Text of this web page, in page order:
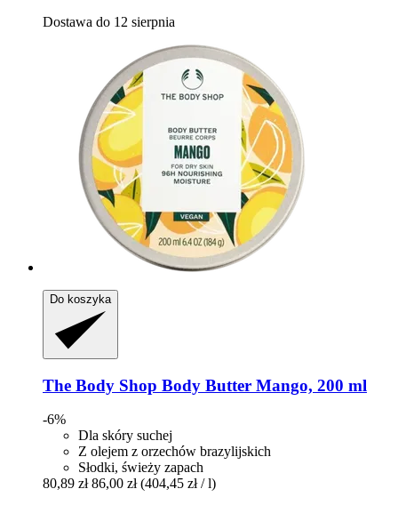
Dostawa do 12 sierpnia
Do koszyka
The Body Shop Body Butter Mango, 200 ml
-6%
Dla skóry suchej
Z olejem z orzechów brazylijskich
Słodki, świeży zapach
80,89 zł 86,00 zł (404,45 zł / l)